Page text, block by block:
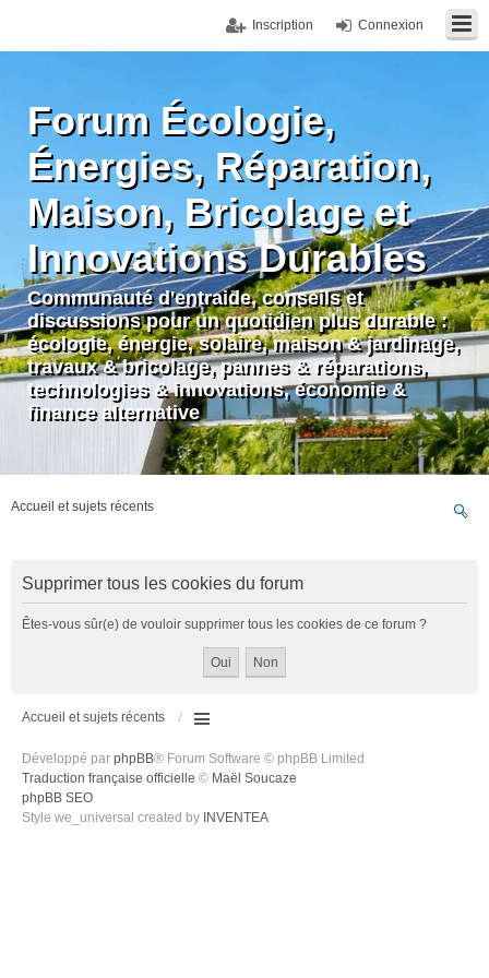
Connexion
Inscription
Forum Écologie,
Énergies, Réparation,
Maison, Bricolage et
Innovations Durables
Communauté d'entraide, conseils et
discussions pour un quotidien plus durable :
écologie, énergie, solaire, maison & jardinage,
travaux & bricolage, pannes & réparations,
technologies & innovations, économie &
finance alternative
Accueil et sujets récents
Supprimer tous les cookies du forum
Êtes-vous sûr(e) de vouloir supprimer tous les cookies de ce forum ?
Accueil et sujets récents
Développé par phpBB® Forum Software © phpBB Limited
Traduction française officielle © Maël Soucaze
phpBB SEO
Style we_universal created by INVENTEA